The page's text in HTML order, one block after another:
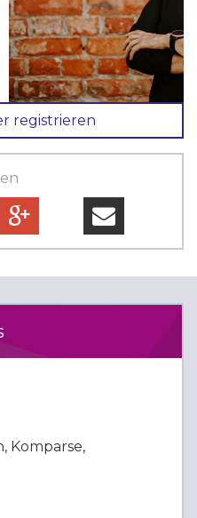
registrieren
Komparse,